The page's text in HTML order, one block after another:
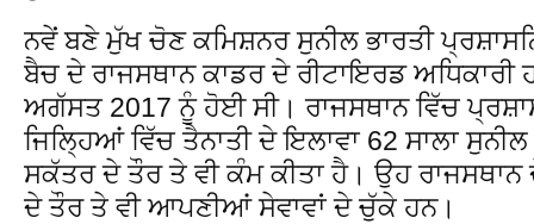
ਨਵੇਂ ਬਣੇ ਮੁੱਖ ਚੋਣ ਕਮਿਸ਼ਨਰ ਸੁਨੀਲ ਭਾਰਤੀ
ਬੈਚ ਦੇ ਰਾਜਸਥਾਨ ਕਾਡਰ ਦੇ ਰੀਟਾਇਰਡ ਅਧਿਕਾਰੀ
ਅਗੱਸਤ 2017 ਨੂੰ ਹੋਈ ਸੀ। ਰਾਜਸਥਾਨ ਵਿੱਚ
ਜਿਲ੍ਹਿਆਂ ਵਿੱਚ ਤੈਨਾਤੀ ਦੇ ਇਲਾਵਾ 62 ਸਾਲਾ
ਸਕੱਤਰ ਦੇ ਤੌਰ ਤੇ ਵੀ ਕੰਮ ਕੀਤਾ ਹੈ। ਉਹ
ਦੇ ਤੌਰ ਤੇ ਵੀ ਆਪਣੀਆਂ ਸੇਵਾਵਾਂ ਦੇ ਚੁੱਕੇ ਹਨ।